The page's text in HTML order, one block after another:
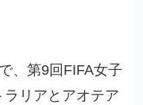
、第9回FIFA女子
リアとアオテア